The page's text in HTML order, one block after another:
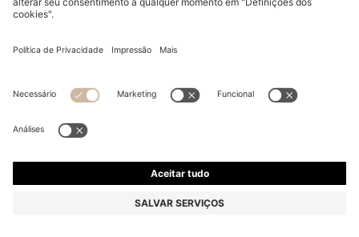
A NOSSA EMPRESA
SIGA-NOS
ALTERAR PAÍS: